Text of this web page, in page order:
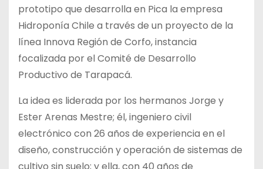
prototipo que desarrolla en Pica la empresa
Hidroponía Chile a través de un proyecto de la
línea Innova Región de Corfo, instancia
focalizada por el Comité de Desarrollo
Productivo de Tarapacá.
La idea es liderada por los hermanos Jorge y
Ester Arenas Mestre; él, ingeniero civil
electrónico con 26 años de experiencia en el
diseño, construcción y operación de sistemas de
cultivo sin suelo; y ella, con 40 años de